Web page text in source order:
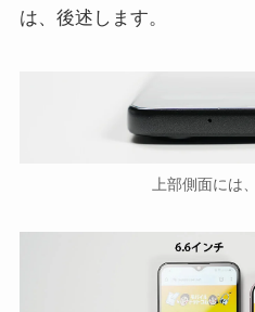
は、後述します。
上部側面には